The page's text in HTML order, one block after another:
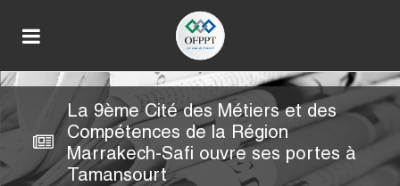
La 9ème Cité des Métiers et des
Compétences de la Région
Marrakech-Safi ouvre ses portes à
Tamansourt